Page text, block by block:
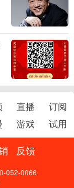
直播
订阅
游戏 试用
反馈
052-0066